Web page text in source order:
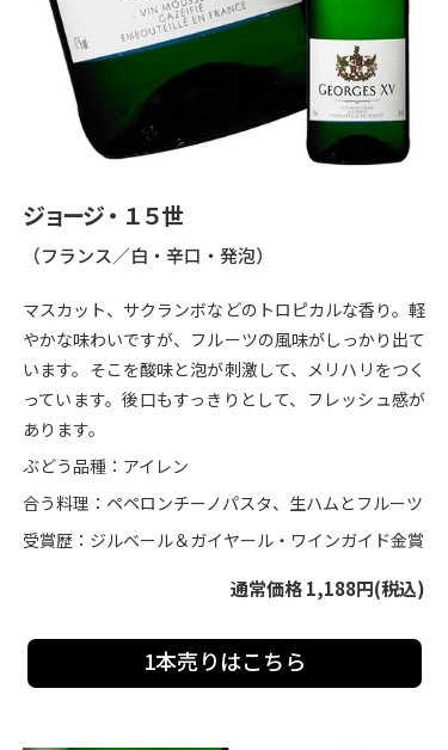
ジョージ・１５世
（フランス／白・辛口・発泡）
マスカット、サクランボなどのトロピカルな香り。軽
やかな味わいですが、フルーツの風味がしっかり出て
います。そこを酸味と泡が刺激して、メリハリをつく
っています。後口もすっきりとして、フレッシュ感が
あります。
ぶどう品種：アイレン
合う料理：ペペロンチーノパスタ、生ハムとフルーツ
受賞歴：ジルベール＆ガイヤール・ワインガイド金賞
通常価格 1,188円(税込)
1本売りはこちら